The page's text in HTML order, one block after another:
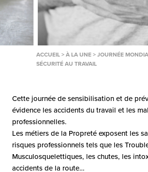
ACCUEIL > À LA UNE > JOURNÉE
SÉCURITÉ AU TRAVAIL
Cette journée de sensibilisation et de
évidence les accidents du travail et les
professionnelles.
Les métiers de la Propreté exposent les
risques professionnels tels que les
Musculosquelettiques, les chutes, les
accidents de la route…